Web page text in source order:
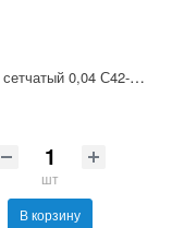
Фильтр сетчатый 0,04 С42-54А УХЛ4
шт
В корзину